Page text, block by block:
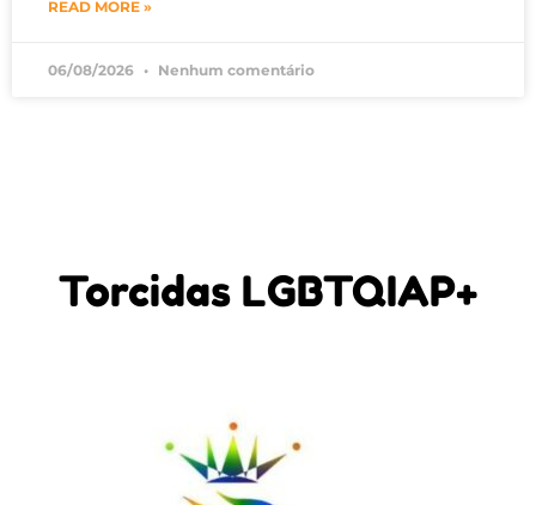
READ MORE »
06/08/2026 Nenhum comentário
Torcidas LGBTQIAP+